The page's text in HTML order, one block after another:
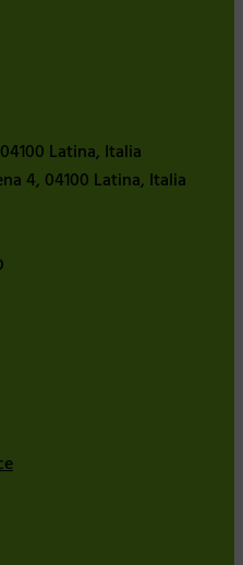
Latina, Italia
4, 04100 Latina, Italia